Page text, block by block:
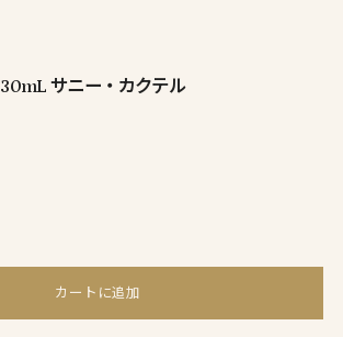
サニー・カクテル
カートに追加